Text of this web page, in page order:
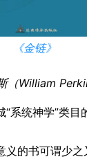
《金链》
（William
系统神学”类目
义的书可谓少之